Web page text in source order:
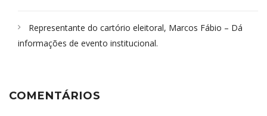
Representante do cartório eleitoral, Marcos Fábio – Dá
informações de evento institucional.
COMENTÁRIOS